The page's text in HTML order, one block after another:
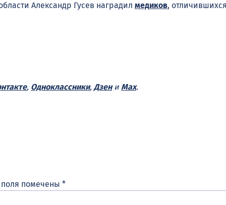
Александр Гусев наградил медиков,
, Одноклассники, Дзени Max.
помечены *